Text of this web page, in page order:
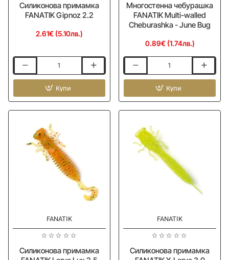
Силиконова примамка
FANATIK Gipnoz 2.2
2.61€ (5.10лв.)
примамка
Gipnoz
2.2
Купи
Многостенна чебурашка
FANATIK Multi-walled
Cheburashka - June Bug
0.89€ (1.74лв.)
Многостенна
чебурашка
Multi-
walled
June
Bug
Купи
FANATIK
Силиконова примамка
FANATIK
Силиконова примамка